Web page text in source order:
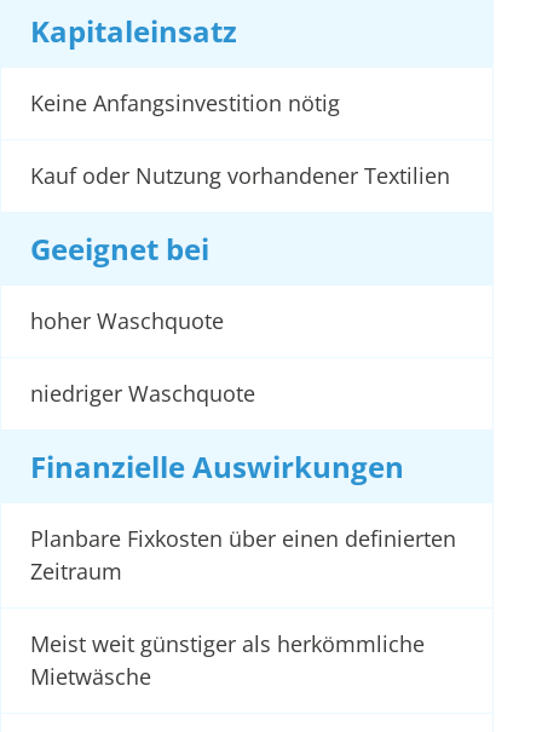
Kapitaleinsatz
Keine Anfangsinvestition nötig
Kauf oder Nutzung vorhandener Textilien
Geeignet bei
hoher Waschquote
niedriger Waschquote
Finanzielle Auswirkungen
Planbare Fixkosten über einen definierten
Zeitraum
Meist weit günstiger als herkömmliche
Mietwäsche